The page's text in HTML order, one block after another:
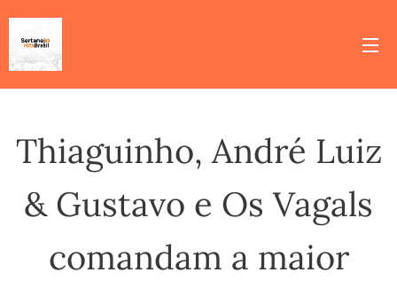
Thiaguinho, André Luiz
& Gustavo e Os Vagals
comandam a maior